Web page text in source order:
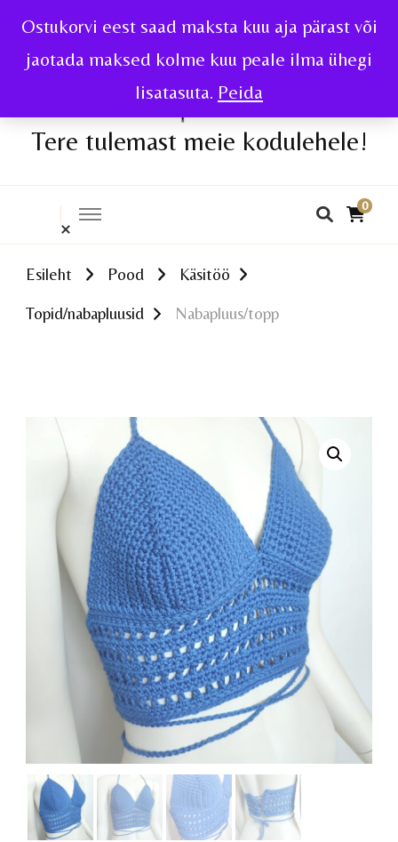
Ostukorvi eest saad maksta kuu aja pärast või
jaotada maksed kolme kuu peale ilma ühegi
lisatasuta. Peida
Tere tulemast meie kodulehele!
0
Esileht Pood Käsitöö
Topid/nabapluusid Nabapluus/topp